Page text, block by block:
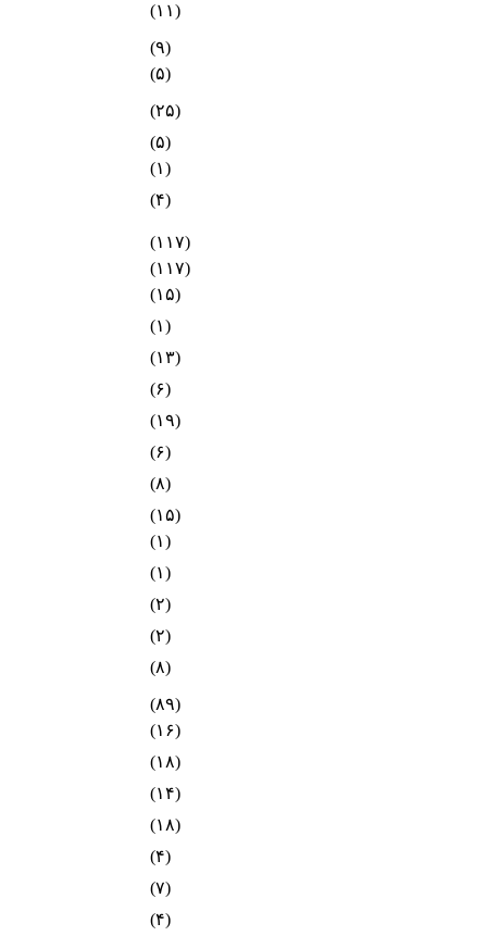
(۱۱)
(۹)
(۵)
(۲۵)
(۵)
(۱)
(۴)
(۱۱۷)
(۱۱۷)
(۱۵)
(۱)
(۱۳)
(۶)
(۱۹)
(۶)
(۸)
(۱۵)
(۱)
(۱)
(۲)
(۲)
(۸)
(۸۹)
(۱۶)
(۱۸)
(۱۴)
(۱۸)
(۴)
(۷)
(۴)